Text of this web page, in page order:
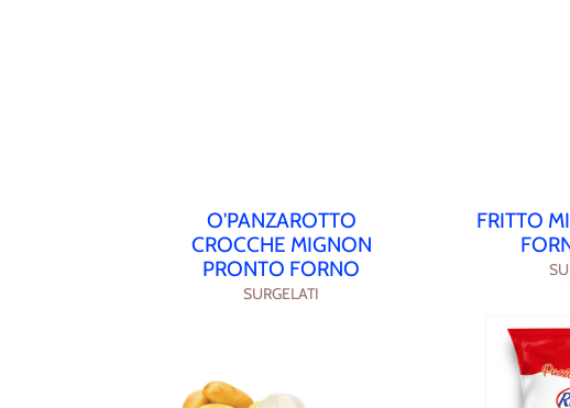
O'PANZAROTTO
CROCCHE MIGNON
PRONTO FORNO
SURGELATI
FRITTO